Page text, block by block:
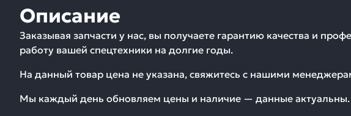
Описание
Заказывая запчасти у нас, вы получаете гарантию качества и
работу вашей спецтехники на долгие годы.
На данный товар цена не указана, свяжитесь с нашими
Мы каждый день обновляем цены и наличие — данные актуальны.